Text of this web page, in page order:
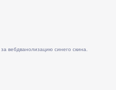
за вебдванолизацию синего скина.